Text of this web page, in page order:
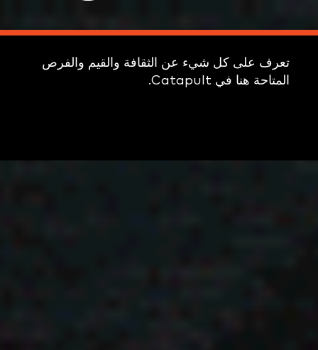
تعرف على كل شيء عن الثقافة والقيم والفرص
المتاحة هنا في Catapult.